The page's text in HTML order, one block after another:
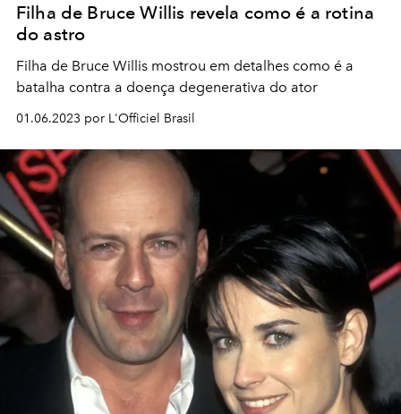
Filha de Bruce Willis revela como é a rotina
do astro
Filha de Bruce Willis mostrou em detalhes como é a
batalha contra a doença degenerativa do ator
01.06.2023 por L'Officiel Brasil